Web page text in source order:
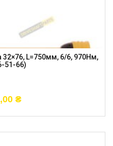
32×76, L=750мм, 6/6, 970Нм,
51-66)
₴